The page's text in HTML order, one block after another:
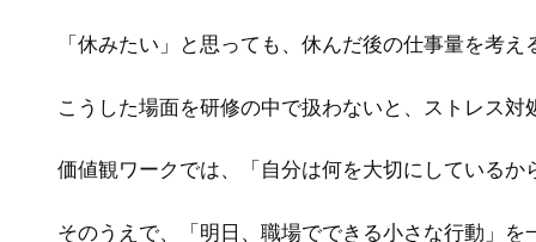
「休みたい」と思っても、休んだ後の仕事量を考え
こうした場面を研修の中で扱わないと、ストレス
価値観ワークでは、「自分は何を大切にしている
そのうえで、「明日、職場でできる小さな行動」を